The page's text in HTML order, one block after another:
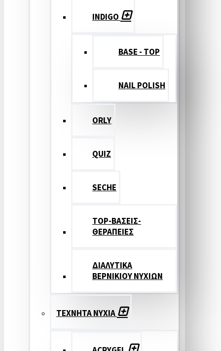
INDIGO
BASE - TOP
NAIL POLISH
ORLY
QUIZ
SECHE
TOP-ΒΑΣΕΙΣ-
ΘΕΡΑΠΕΙΕΣ
ΔΙΑΛΥΤΙΚΑ
ΒΕΡΝΙΚΙΟΥ ΝΥΧΙΩΝ
ΤΕΧΝΗΤΑ ΝΥΧΙΑ